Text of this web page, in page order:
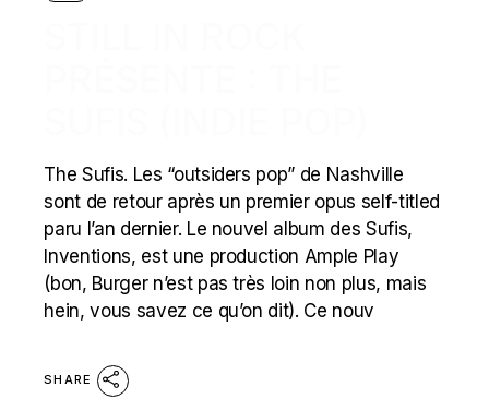
The Sufis. Les “outsiders pop” de Nashville
sont de retour après un premier opus self-titled
paru l’an dernier. Le nouvel album des Sufis,
Inventions, est une production Ample Play
(bon, Burger n’est pas très loin non plus, mais
hein, vous savez ce qu’on dit). Ce nouv
SHARE